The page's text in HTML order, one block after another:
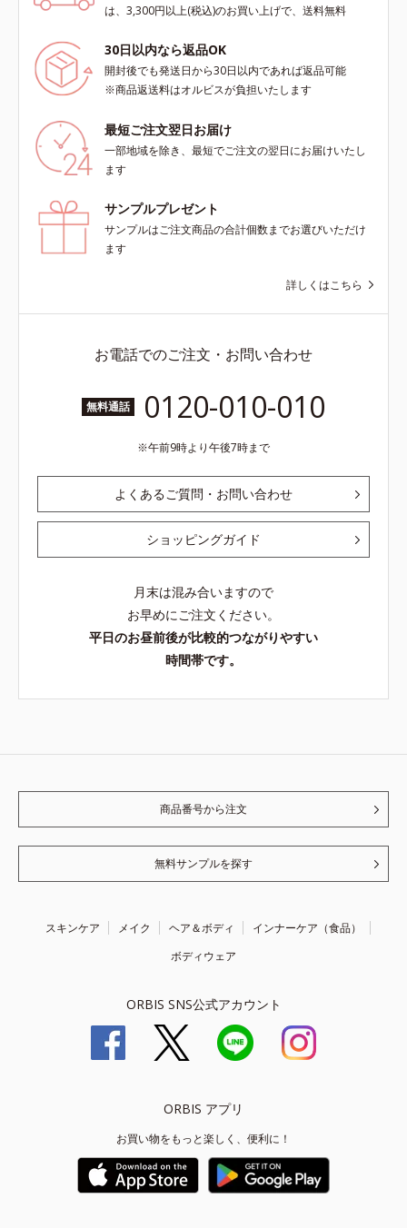
は、3,300円以上(税込)のお買い上げで、送料無料
30日以内なら返品OK
開封後でも発送日から30日以内であれば返品可能
※商品返送料はオルビスが負担いたします
最短ご注文翌日お届け
一部地域を除き、最短でご注文の翌日にお届けいたし
ます
サンプルプレゼント
サンプルはご注文商品の合計個数までお選びいただけ
ます
詳しくはこちら
お電話でのご注文・お問い合わせ
無料通話 0120-010-010
午前9時より午後7時まで
よくあるご質問・お問い合わせ
ショッピングガイド
月末は混み合いますので
お早めにご注文ください。
平日のお昼前後が比較的つながりやすい
時間帯です。
商品番号から注文
無料サンプルを探す
スキンケア メイク ヘア＆ボディ
インナーケア（食品）
ボディウェア
ORBIS SNS公式アカウント
ORBIS アプリ
お買い物をもっと楽しく、便利に！